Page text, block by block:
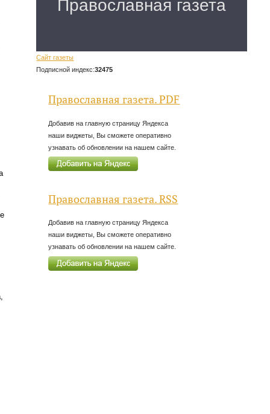
Сайт газеты
Подписной индекс:32475
Православная газета. PDF
Добавив на главную страницу Яндекса
наши виджеты, Вы сможете оперативно
узнавать об обновлении на нашем сайте.
Православная газета. RSS
Добавив на главную страницу Яндекса
наши виджеты, Вы сможете оперативно
узнавать об обновлении на нашем сайте.